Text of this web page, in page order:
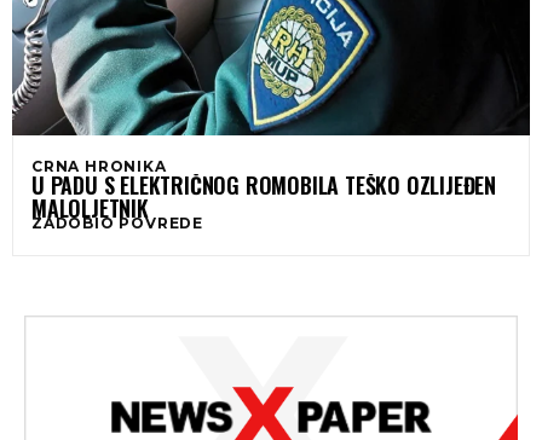
CRNA HRONIKA
U PADU S ELEKTRIČNOG ROMOBILA TEŠKO OZLIJEĐEN
MALOLJETNIK
ZADOBIO POVREDE